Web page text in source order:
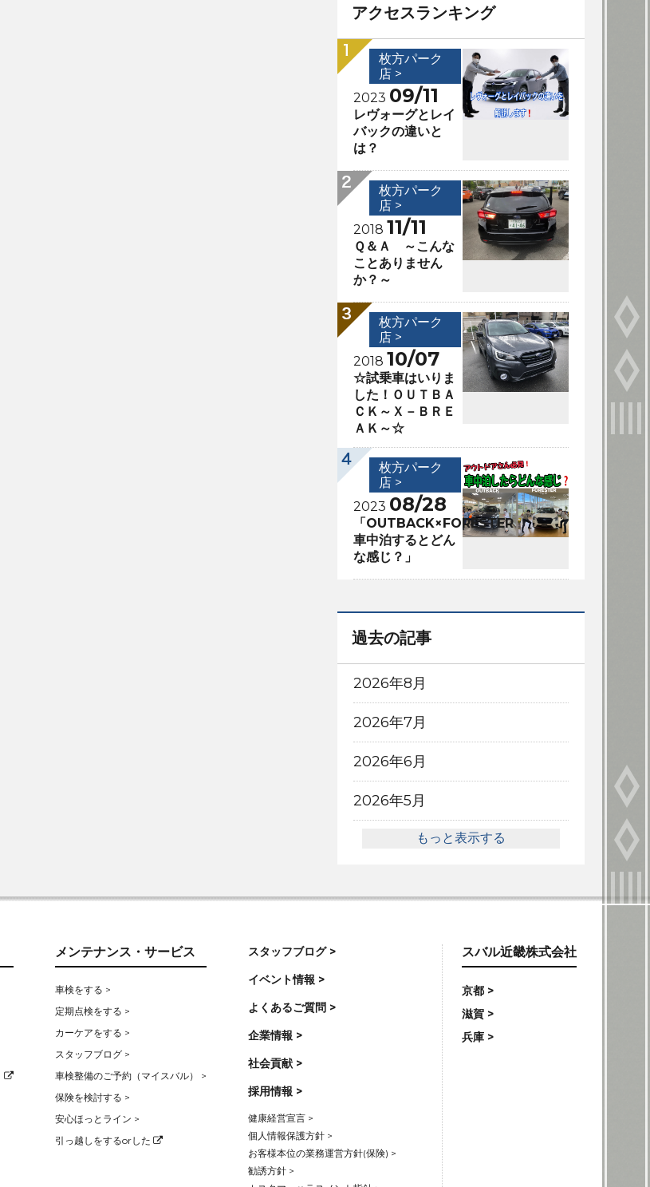
アクセスランキング
枚方パーク
店 >
2023 09/11
レヴォーグとレイ
バックの違いと
は？
枚方パーク
店 >
2018 11/11
Ｑ＆Ａ ～こんな
ことありません
か？～
枚方パーク
店 >
2018 10/07
☆試乗車はいりま
した！ＯＵＴＢＡ
ＣＫ～Ｘ－ＢＲＥ
ＡＫ～☆
枚方パーク
店 >
2023 08/28
「OUTBACK×FORESTER
車中泊するとどん
な感じ？」
過去の記事
2026年8月
2026年7月
2026年6月
2026年5月
もっと表示する
メンテナンス・サービス
車検をする >
定期点検をする >
カーケアをする >
スタッフブログ >
車検整備のご予約（マイスバル） >
保険を検討する >
安心ほっとライン >
引っ越しをするorした
スタッフブログ >
イベント情報 >
よくあるご質問 >
企業情報 >
社会貢献 >
採用情報 >
健康経営宣言 >
個人情報保護方針 >
お客様本位の業務運営方針(保険) >
勧誘方針 >
スバル近畿株式会社
京都 >
滋賀 >
兵庫 >